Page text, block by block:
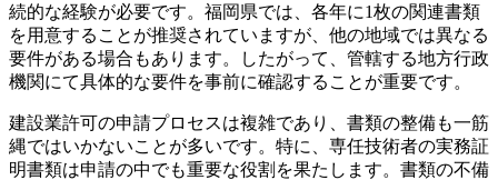
続的な経験が必要です。福岡県では、各年に1枚の関連書類
を用意することが推奨されていますが、他の地域では異なる
要件がある場合もあります。したがって、管轄する地方行政
機関にて具体的な要件を事前に確認することが重要です。
建設業許可の申請プロセスは複雑であり、書類の整備も一筋
縄ではいかないことが多いです。特に、専任技術者の実務証
明書類は申請の中でも重要な役割を果たします。書類の不備